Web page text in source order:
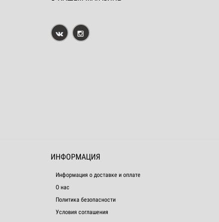
ИНФОРМАЦИЯ
Информация о доставке и оплате
О нас
Политика безопасности
Условия соглашения